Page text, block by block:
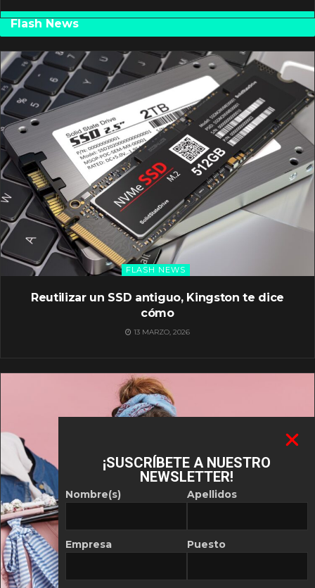
Flash News
FLASH NEWS
Reutilizar un SSD antiguo, Kingston te dice
cómo
13 MARZO, 2026
¡SUSCRÍBETE A NUESTRO
NEWSLETTER!
Nombre(s)
Empresa
Apellidos
Puesto